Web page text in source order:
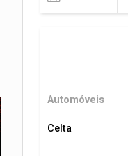
Automóveis
Celta